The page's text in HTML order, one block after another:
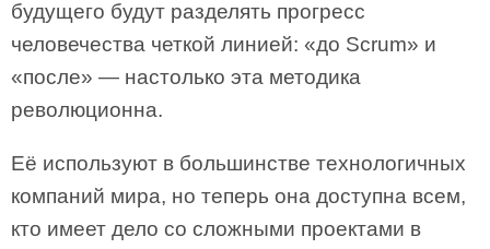
будущего будут разделять прогресс
человечества четкой линией: «до Scrum» и
«после» — настолько эта методика
революционна.
Её используют в большинстве технологичных
компаний мира, но теперь она доступна всем,
кто имеет дело со сложными проектами в